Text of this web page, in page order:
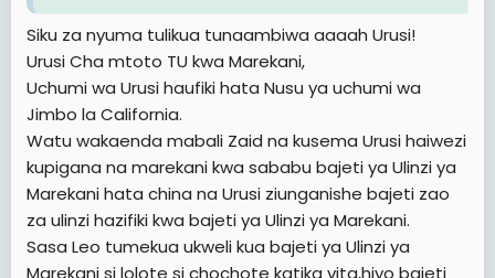
Siku za nyuma tulikua tunaambiwa aaaah Urusi!
Urusi Cha mtoto TU kwa Marekani,
Uchumi wa Urusi haufiki hata Nusu ya uchumi wa
Jimbo la California.
Watu wakaenda mabali Zaid na kusema Urusi haiwezi
kupigana na marekani kwa sababu bajeti ya Ulinzi ya
Marekani hata china na Urusi ziunganishe bajeti zao
za ulinzi hazifiki kwa bajeti ya Ulinzi ya Marekani.
Sasa Leo tumekua ukweli kua bajeti ya Ulinzi ya
Marekani si lolote si chochote katika vita,hiyo bajeti